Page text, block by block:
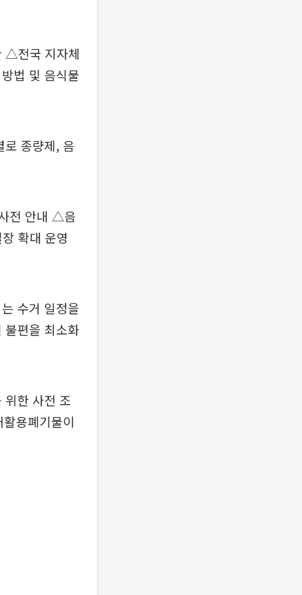
△전국 지자체
법 및 음식물
로 종량제, 음
전 안내 △음
확대 운영
수거 일정을
불편을 최소화
위한 사전 조
용폐기물이